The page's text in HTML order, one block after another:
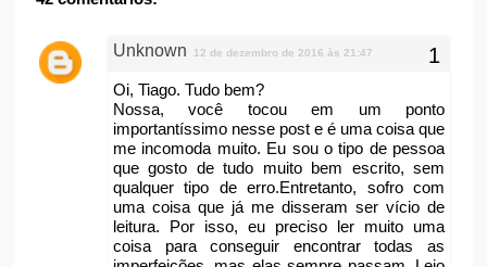
Unknown 12 de dezembro de 2016 às 21:47
Oi, Tiago. Tudo bem?
Nossa, você tocou em um ponto
importantíssimo nesse post e é uma coisa que
me incomoda muito. Eu sou o tipo de pessoa
que gosto de tudo muito bem escrito, sem
qualquer tipo de erro.Entretanto, sofro com
uma coisa que já me disseram ser vício de
leitura. Por isso, eu preciso ler muito uma
coisa para conseguir encontrar todas as